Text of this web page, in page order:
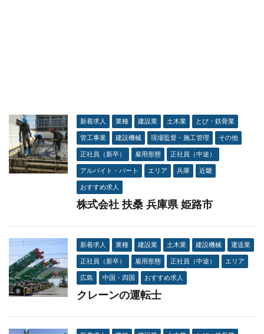
新着求人 業種 建設業 土木業 とび・鉄骨業
管工事業 建設機械 現場監督・施工管理 その他
正社員（新卒） 雇用形態 正社員（中途）
アルバイト・パート エリア 兵庫 近畿
おすすめ求人
株式会社 扶桑 兵庫県 姫路市
新着求人 業種 建設業 土木業 建設機械 運送業
正社員（新卒） 雇用形態 正社員（中途） エリア
広島 中国・四国 おすすめ求人
クレーンの運転士